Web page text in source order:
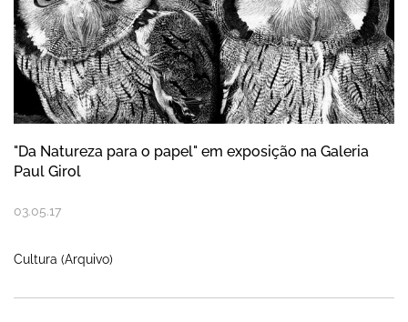
"Da Natureza para o papel" em exposição na Galeria
Paul Girol
03.05.17
Cultura (Arquivo)